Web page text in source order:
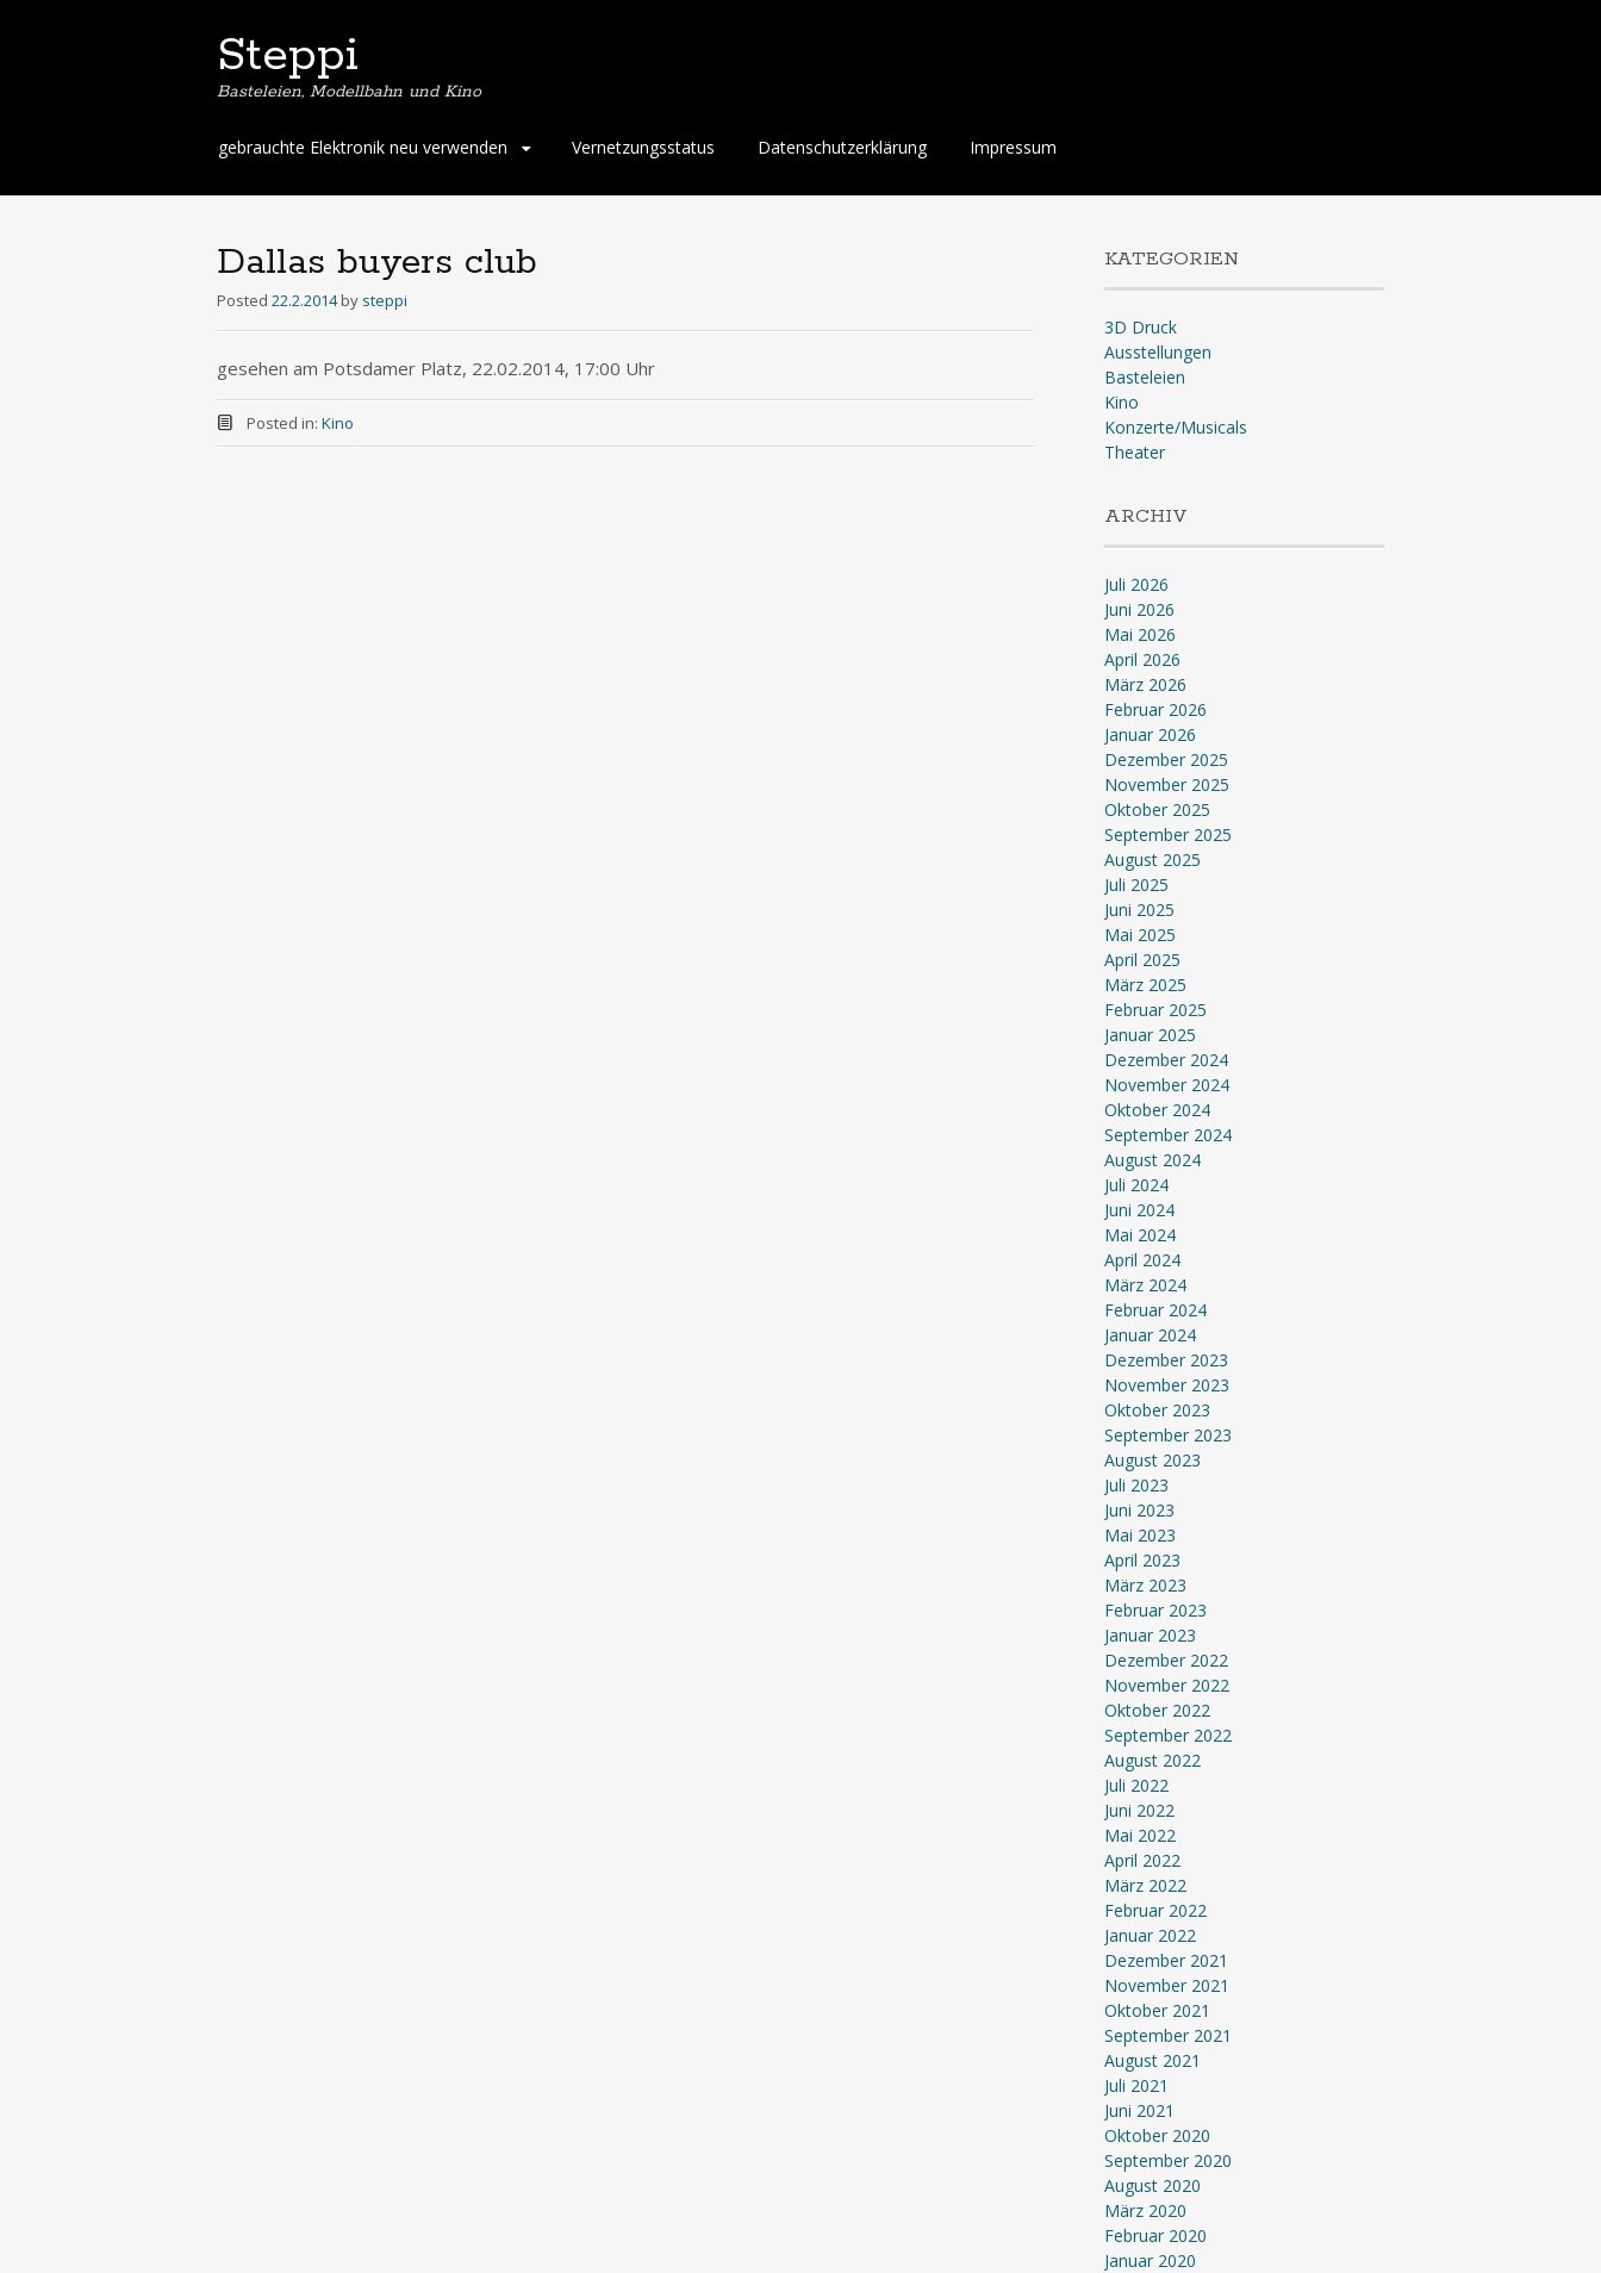
Steppi
Basteleien, Modellbahn und Kino
Skip
content
gebrauchte Elektronik neu verwenden Vernetzungsstatus Datenschutzerklärung Impressum
Dallas buyers club
Posted 22.2.2014 by steppi
gesehen am Potsdamer Platz, 22.02.2014, 17:00 Uhr
Posted in: Kino
KATEGORIEN
3D Druck
Ausstellungen
Basteleien
Kino
Konzerte/Musicals
Theater
ARCHIV
Juli 2026
Juni 2026
Mai 2026
April 2026
März 2026
Februar 2026
Januar 2026
Dezember 2025
November 2025
Oktober 2025
September 2025
August 2025
Juli 2025
Juni 2025
Mai 2025
April 2025
März 2025
Februar 2025
Januar 2025
Dezember 2024
November 2024
Oktober 2024
September 2024
August 2024
Juli 2024
Juni 2024
Mai 2024
April 2024
März 2024
Februar 2024
Januar 2024
Dezember 2023
November 2023
Oktober 2023
September 2023
August 2023
Juli 2023
Juni 2023
Mai 2023
April 2023
März 2023
Februar 2023
Januar 2023
Dezember 2022
November 2022
Oktober 2022
September 2022
August 2022
Juli 2022
Juni 2022
Mai 2022
April 2022
März 2022
Februar 2022
Januar 2022
Dezember 2021
November 2021
Oktober 2021
September 2021
August 2021
Juli 2021
Juni 2021
Oktober 2020
September 2020
August 2020
März 2020
Februar 2020
Januar 2020